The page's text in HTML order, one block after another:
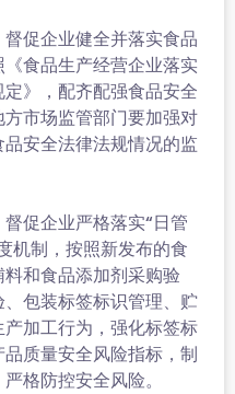
促企业健全并落实食品
食品生产经营企业落实
》，配齐配强食品安全
市场监管部门要加强对
安全法律法规情况的监
促企业严格落实“日管
机制，按照新发布的食
和食品添加剂采购验
包装标签标识管理、贮
加工行为，强化标签标
质量安全风险指标，制
格防控安全风险。